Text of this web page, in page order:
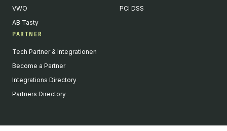
VWO
AB Tasty
PARTNER
Tech Partner & Integrationen
Become a Partner
Integrations Directory
Partners Directory
PCI DSS
We value your privacy
We collect and process your data on this site to better
selected purposes, or you can decline them all. For more
Analytics
Marketing automation Remarketing